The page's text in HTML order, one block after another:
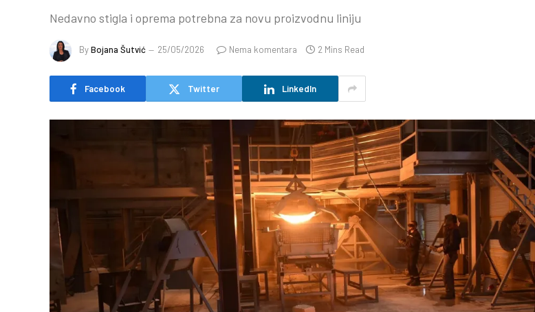
Nedavno stigla i oprema potrebna za novu proizvodnu liniju
ByBojana Šutvić 25/05/2026 Nema komentara 2 Mins Read
Facebook Twitter LinkedIn